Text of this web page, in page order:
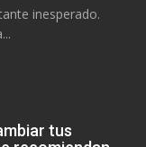
inesperado.
tus